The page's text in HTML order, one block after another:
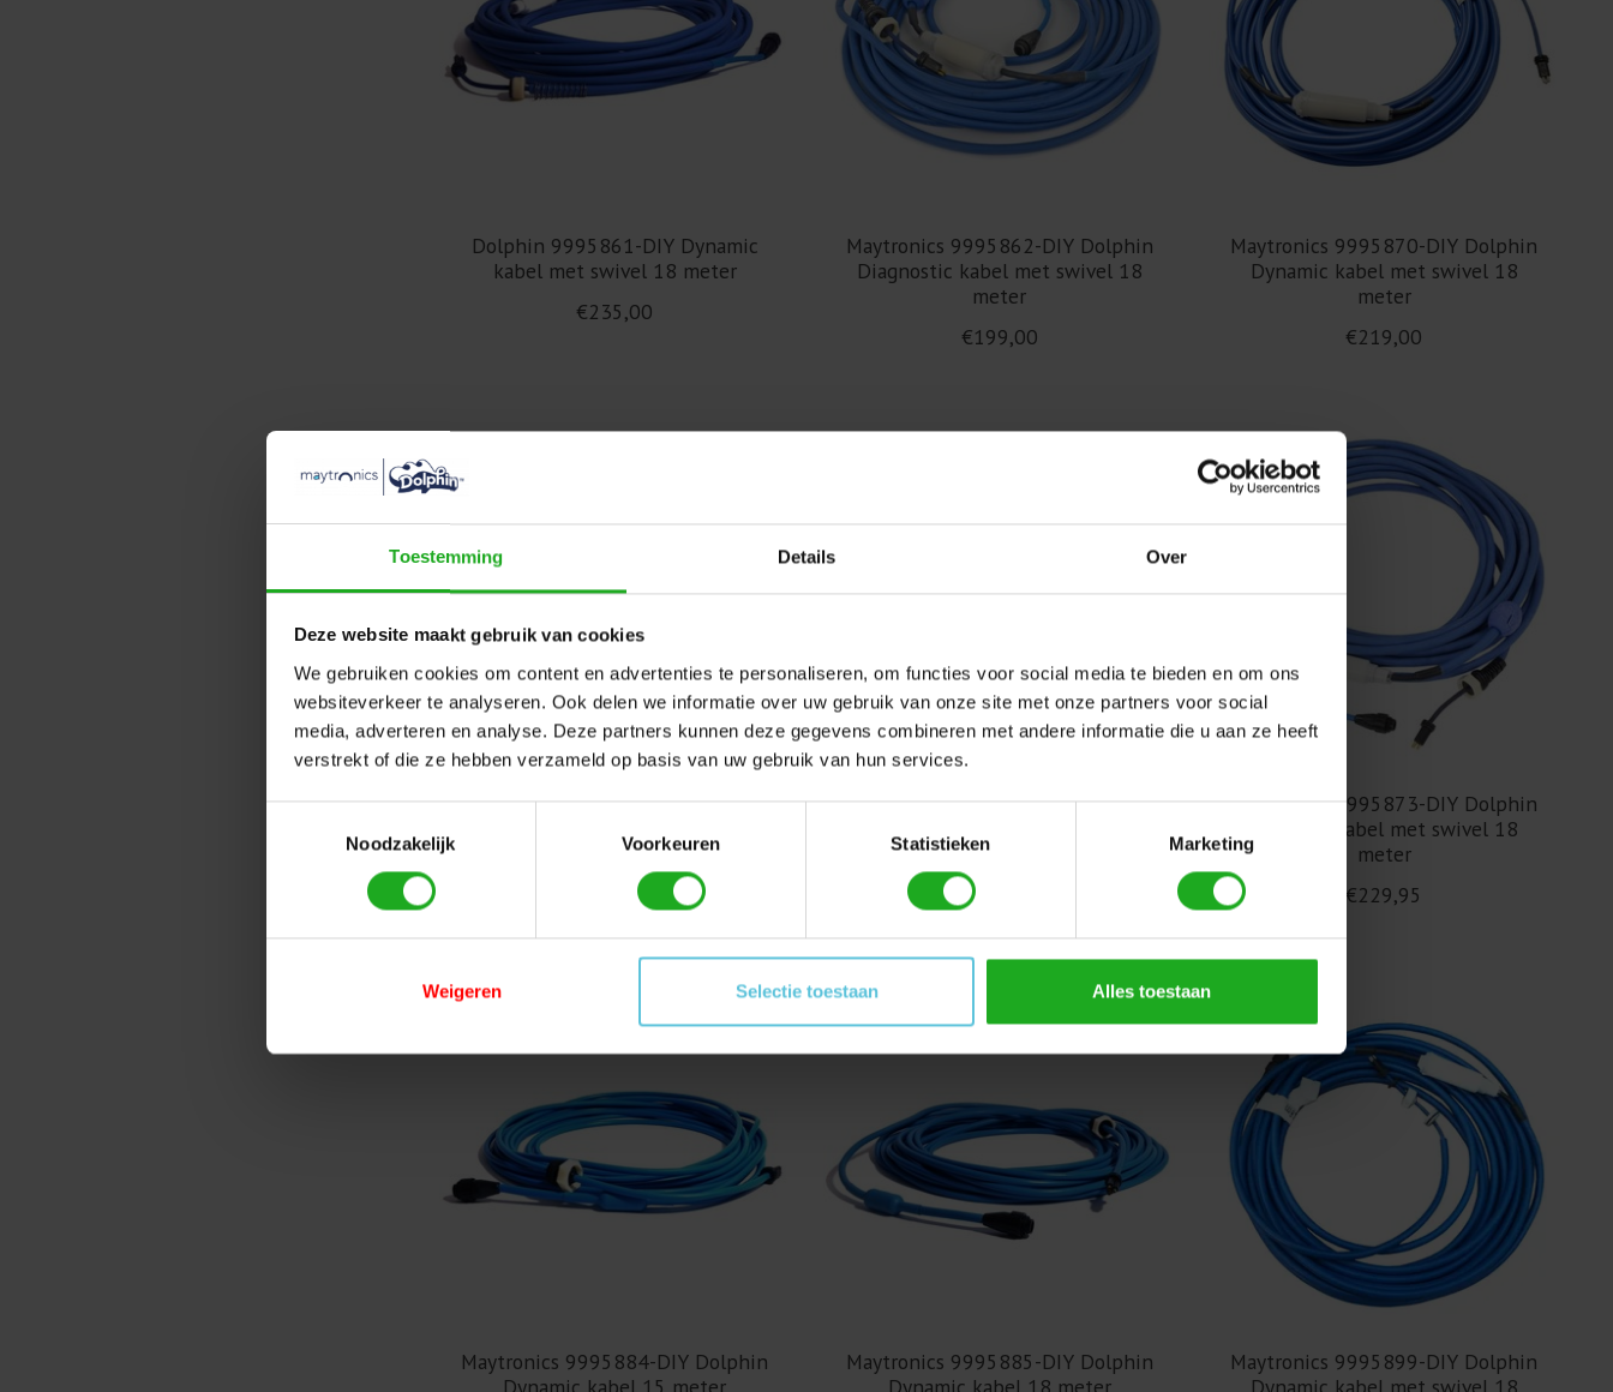
Toestemming Details Over
Deze website maakt gebruik van cookies
We gebruiken cookies om content en advertenties te personaliseren, om functies voor social media te bieden en om ons
websiteverkeer te analyseren. Ook delen we informatie over uw gebruik van onze site met onze partners voor social
media, adverteren en analyse. Deze partners kunnen deze gegevens combineren met andere informatie die u aan ze heeft
verstrekt of die ze hebben verzameld op basis van uw gebruik van hun services.
Noodzakelijk
Voorkeuren Statistieken Marketing
Weigeren Selectie toestaan Alles toestaan
Dolphin 9995861-DIY Dynamic
kabel met swivel 18 meter
€235,00
Maytronics 9995862-DIY Dolphin
Diagnostic kabel met swivel 18
meter
€199,00
Maytronics 9995870-DIY Dolphin
Dynamic kabel met swivel 18
meter
€219,00
Maytronics 9995871-DIY Dolphin
siwvel
€340,00
Maytronics 9995872-DIY Dolphin
€245,00
Maytronics 9995873-DIY Dolphin
Dynamic kabel met swivel 18
meter
€229,95
Maytronics 9995884-DIY Dolphin
Dynamic kabel 15 meter
Maytronics 9995885-DIY Dolphin
Dynamic kabel 18 meter
Maytronics 9995899-DIY Dolphin
Dynamic kabel met swivel 18